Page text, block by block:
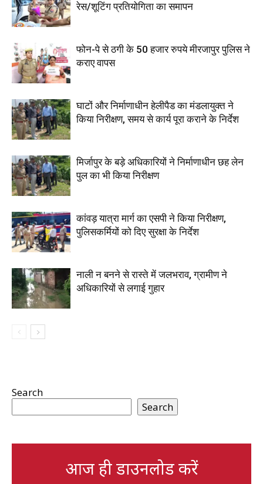
रेस/शूटिंग प्रतियोगिता का समापन
फोन-पे से ठगी के 50 हजार रुपये मीरजापुर पुलिस ने
कराए वापस
घाटों और निर्माणाधीन हेलीपैड का मंडलायुक्त ने
किया निरीक्षण, समय से कार्य पूरा कराने के निर्देश
मिर्जापुर के बड़े अधिकारियों ने निर्माणाधीन छह लेन
पुल का भी किया निरीक्षण
कांवड़ यात्रा मार्ग का एसपी ने किया निरीक्षण,
पुलिसकर्मियों को दिए सुरक्षा के निर्देश
नाली न बनने से रास्ते में जलभराव, ग्रामीण ने
अधिकारियों से लगाई गुहार
Search
Search
आज ही डाउनलोड करें